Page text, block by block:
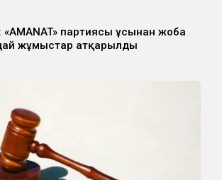
«AMANAT» партиясы ұсынған жоба
жұмыстар атқарылды